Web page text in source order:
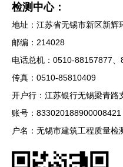
检测中心：
地址：江苏省无锡市新区新辉
邮编：214028
电话总机：0510-88157877
传真：0510-85810409
开户行：江苏银行无锡梁青路
账号：833020188900008421
户名：无锡市建筑工程质量检